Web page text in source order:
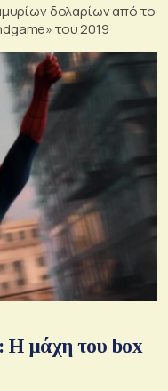
δολαρίων από το
του 2019
Η μάχη του box